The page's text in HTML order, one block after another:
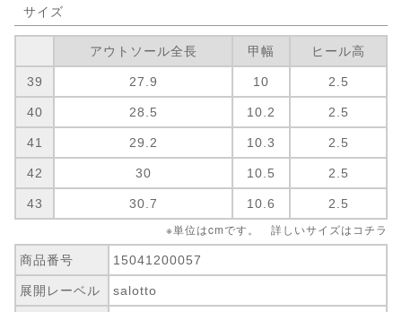
サイズ
アウトソール全長 甲幅 ヒール高
39 27.9 10 2.5
40 28.5 10.2 2.5
41 29.2 10.3 2.5
42 30 10.5 2.5
43 30.7 10.6 2.5
※単位はcmです。 詳しいサイズは コチラ
商品番号 15041200057
展開レーベル salotto